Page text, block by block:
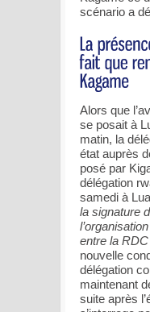
scénario a
Alors que
se posait à
matin, la
état auprès
posé par
délégation
samedi à
la signature
entre la
nouvelle
délégation
maintenant
suite après